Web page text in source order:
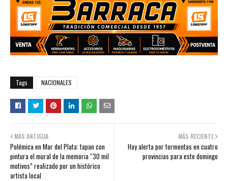
Tags NACIONALES
MÁS RECIENTE
Hay alerta por tormentas en cuatro
provincias para este domingo
MÁS ANTIGUA
Polémica en Mar del Plata: tapan con
pintura el mural de la memoria “30 mil
motivos” realizado por un histórico
artista local